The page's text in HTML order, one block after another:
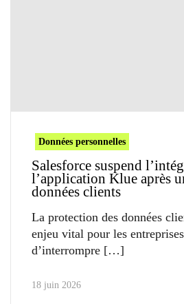
Données personnelles
Salesforce suspend
l’application Klue après
données clients
La protection des données
enjeu vital pour les
d’interrompre
18 juin 2026